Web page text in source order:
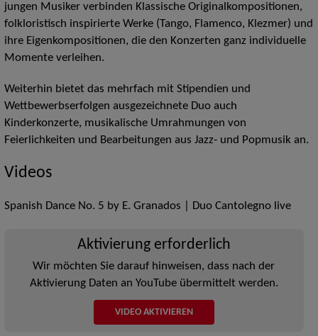
jungen Musiker verbinden Klassische Originalkompositionen,
folkloristisch inspirierte Werke (Tango, Flamenco, Klezmer) und
ihre Eigenkompositionen, die den Konzerten ganz individuelle
Momente verleihen.
Weiterhin bietet das mehrfach mit Stipendien und
Wettbewerbserfolgen ausgezeichnete Duo auch
Kinderkonzerte, musikalische Umrahmungen von
Feierlichkeiten und Bearbeitungen aus Jazz- und Popmusik an.
Videos
Spanish Dance No. 5 by E. Granados | Duo Cantolegno live
Aktivierung erforderlich
Wir möchten Sie darauf hinweisen, dass nach der
Aktivierung Daten an YouTube übermittelt werden.
VIDEO AKTIVIEREN